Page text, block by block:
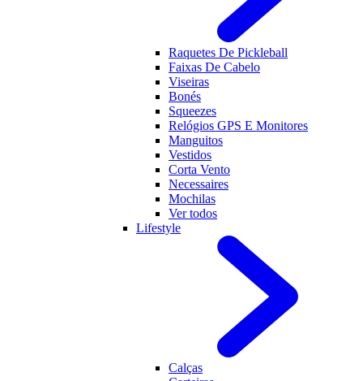
Raquetes De Pickleball
Faixas De Cabelo
Viseiras
Bonés
Squeezes
Relógios GPS E Monitores
Manguitos
Vestidos
Corta Vento
Necessaires
Mochilas
Ver todos
Lifestyle
Calças